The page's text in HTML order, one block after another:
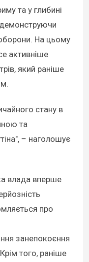
та у глибині
демонструючи
оборони. На цьому
активніше
який раніше
стану в
та
– наголошує
влада вперше
про
занепокоєння
того, раніше